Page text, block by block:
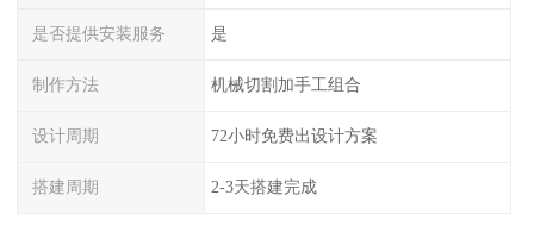
是否提供安装服务 是
制作方法 机械切割加手工组合
设计周期 72小时免费出设计方案
搭建周期 2-3天搭建完成